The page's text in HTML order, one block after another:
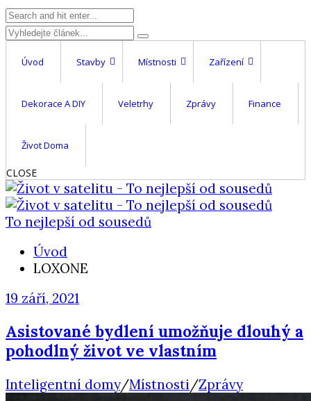
Úvod Stavby Místnosti Zařízení
Dekorace A DIY Veletrhy Zprávy Finance
Život Doma
CLOSE
To nejlepší od sousedů
Úvod
LOXONE
19 září, 2021
Asistované bydlení umožňuje dlouhý a
pohodlný život ve vlastním
Inteligentní domy/Místnosti/Zprávy